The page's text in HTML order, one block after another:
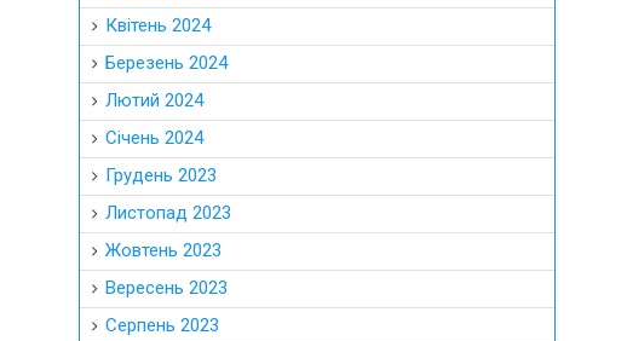
Квітень 2024
Березень 2024
Лютий 2024
Січень 2024
Грудень 2023
Листопад 2023
Жовтень 2023
Вересень 2023
Серпень 2023